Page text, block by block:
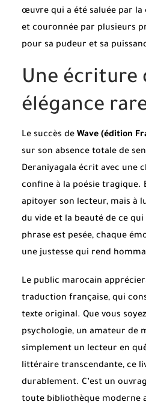
œuvre qui a été saluée par
et couronnée par plusieurs
pour sa pudeur et sa
Une écriture
élégance
Le succès de Wave (édition
sur son absence totale de
Deraniyagala écrit avec une
confine à la poésie tragique.
apitoyer son lecteur, mais à
du vide et la beauté de ce
phrase est pesée, chaque
une justesse qui rend
Le public marocain
traduction française, qui
texte original. Que vous
psychologie, un amateur de
simplement un lecteur en
littéraire transcendante, ce
durablement. C’est un
toute bibliothèque moderne